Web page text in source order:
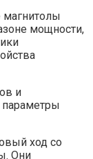
магнитолы
мощности,
и
параметры
ход со
Они